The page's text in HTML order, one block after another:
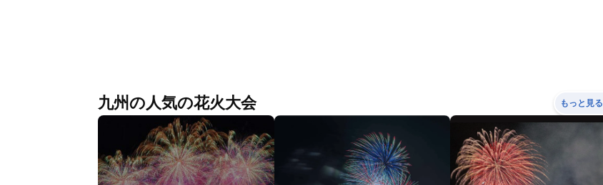
九州の人気の花火大会 もっと見る